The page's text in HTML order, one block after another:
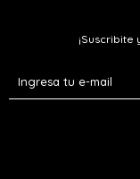
¡Suscribite